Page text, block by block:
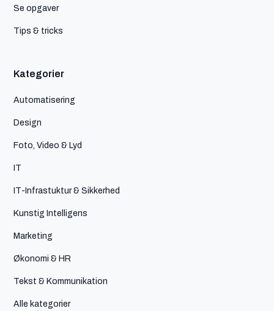
Se opgaver
Tips & tricks
Kategorier
Automatisering
Design
Foto, Video & Lyd
IT
IT-Infrastuktur & Sikkerhed
Kunstig Intelligens
Marketing
Økonomi & HR
Tekst & Kommunikation
Alle kategorier